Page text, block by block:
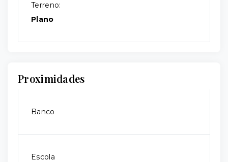
Terreno:
Plano
Proximidades
Banco
Escola